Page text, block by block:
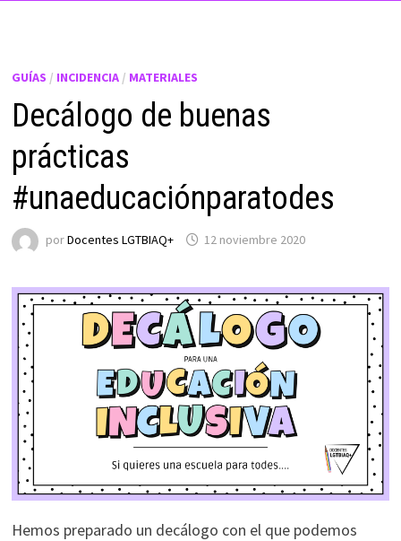
GUÍAS / INCIDENCIA/ MATERIALES
Decálogo de buenas
prácticas
#unaeducaciónparatodes
porDocentes LGTBIAQ+ 12 noviembre 2020
Hemos preparado un decálogo con el que podemos